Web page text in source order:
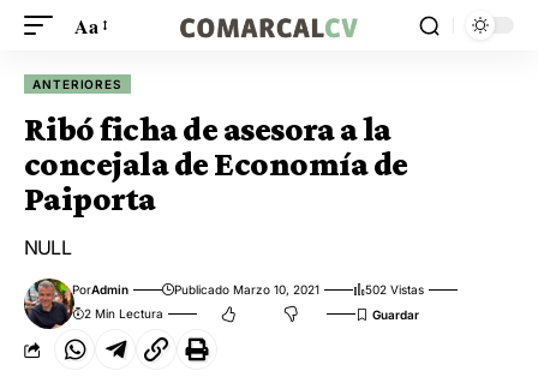
Aa
ANTERIORES
Ribó ficha de asesora a la
concejala de Economía de
Paiporta
NULL
PorAdmin Publicado Marzo 10, 2021
502 Vistas
2 Min Lectura